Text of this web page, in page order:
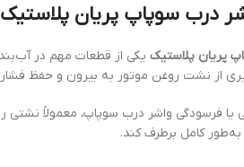
درب سوپاپ پریان پلاستیک
پریان پلاستیک
از نشت روغن موتور به بیرون و حفظ
یا فرسودگی واشر درب سوپاپ، معمولاً نشتی
کامل برطرف کند.